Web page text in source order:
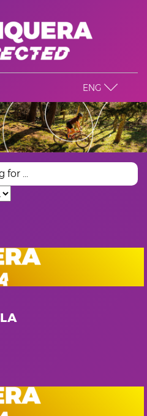
ENG